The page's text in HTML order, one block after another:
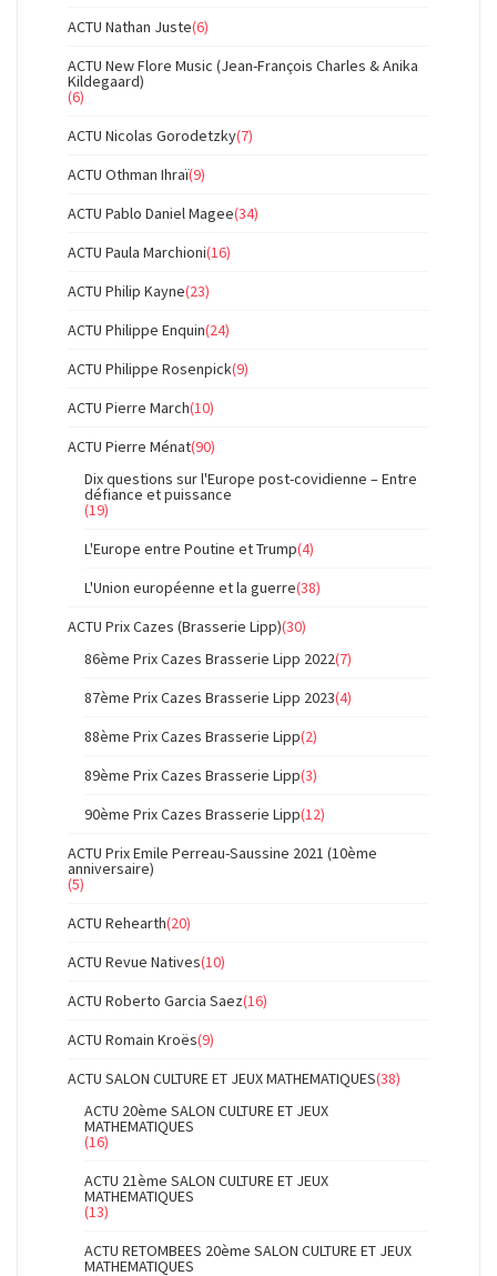
ACTU Nathan Juste(6)
ACTU New Flore Music (Jean-François Charles & Anika
Kildegaard)
(6)
ACTU Nicolas Gorodetzky(7)
ACTU Othman Ihraï(9)
ACTU Pablo Daniel Magee(34)
ACTU Paula Marchioni(16)
ACTU Philip Kayne(23)
ACTU Philippe Enquin(24)
ACTU Philippe Rosenpick(9)
ACTU Pierre March(10)
ACTU Pierre Ménat(90)
Dix questions sur l'Europe post-covidienne – Entre
défiance et puissance
(19)
L'Europe entre Poutine et Trump(4)
L'Union européenne et la guerre(38)
ACTU Prix Cazes (Brasserie Lipp)(30)
86ème Prix Cazes Brasserie Lipp 2022(7)
87ème Prix Cazes Brasserie Lipp 2023(4)
88ème Prix Cazes Brasserie Lipp(2)
89ème Prix Cazes Brasserie Lipp(3)
90ème Prix Cazes Brasserie Lipp(12)
ACTU Prix Emile Perreau-Saussine 2021 (10ème
anniversaire)
(5)
ACTU Rehearth(20)
ACTU Revue Natives(10)
ACTU Roberto Garcia Saez(16)
ACTU Romain Kroës(9)
ACTU SALON CULTURE ET JEUX MATHEMATIQUES(38)
ACTU 20ème SALON CULTURE ET JEUX
MATHEMATIQUES
(16)
ACTU 21ème SALON CULTURE ET JEUX
MATHEMATIQUES
(13)
ACTU RETOMBEES 20ème SALON CULTURE ET JEUX
MATHEMATIQUES